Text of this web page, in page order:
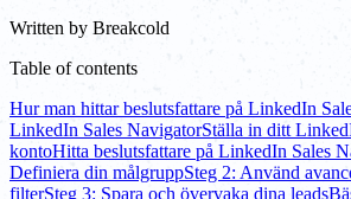
Written by Breakcold
Table of contents
Hur man hittar beslutsfattare på LinkedIn
LinkedIn Sales NavigatorStälla in ditt
kontoHitta beslutsfattare på LinkedIn Sales
Definiera din målgruppSteg 2: Använd
filterSteg 3: Spara och övervaka dina leads